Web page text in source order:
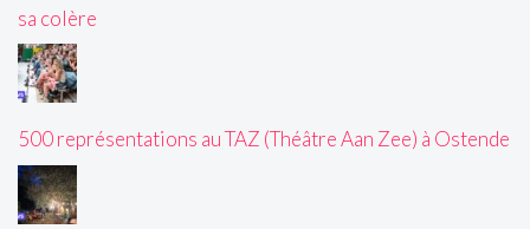
sa colère
500 représentations au TAZ (Théâtre Aan Zee) à Ostende